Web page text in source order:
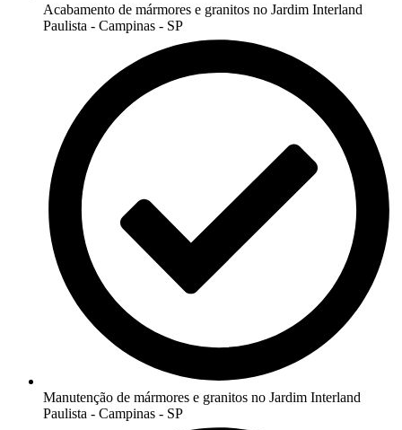
Acabamento de mármores e granitos no Jardim Interland
Paulista - Campinas - SP
Manutenção de mármores e granitos no Jardim Interland
Paulista - Campinas - SP